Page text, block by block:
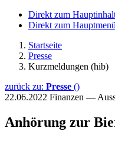
Direkt zum
Direkt zum
Startseite
Presse
Kurzmeldungen (hib)
zurück zu: Presse ()
22.06.2022 Finanzen —
Anhörung zur